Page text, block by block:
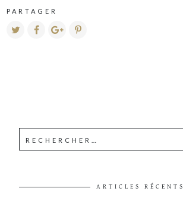
PARTAGER
ARTICLES RÉCENTS